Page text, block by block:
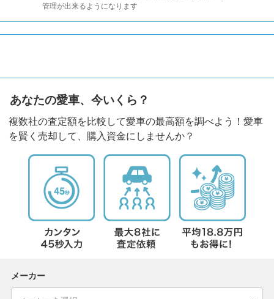
管理が出来るようになります
あなたの愛車、今いくら？
複数社の査定額を比較して愛車の最高額を調べよう！愛車
を賢く売却して、購入資金にしませんか？
メーカー